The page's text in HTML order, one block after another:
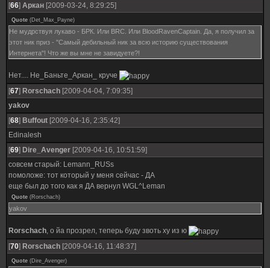
[66] Аркан [2009-03-24, 8:29:25]
Quote (Det_Max_Payne)
Не мудрствуя лукаво - БРК. Или BRC. Или BloodRavenCaptain. Да, я получил за
этот ник приз - "Самый дебильный ник за всю историю существования
Интернета"! Что же вы мне не завидуете?!
Нет.... Не_Баньте_Аркан_ круче
[67] Rorschach [2009-04-04, 7:09:35]
yakov
[68] Buffout [2009-04-16, 2:35:42]
Edinalesh
[69] Dire_Avenger [2009-04-16, 10:51:59]
совсем старый: Lemann_RUSs
помоложе: тот который у меня сейчас - ДА
еще был до того как я ДА вернул WGL^Leman
Quote (Rorschach)
yakov
Rorschach, о йа прозрел, теперь буду звоть ху из ю
[70] Rorschach [2009-04-16, 11:48:37]
Quote (Dire_Avenger)